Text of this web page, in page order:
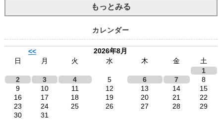
もっとみる
カレンダー
<<
2026年8月
日
月 火 水 木 金
土
1
2
3 4 5 6 7
8
9
10 11 12 13 14
15
16
17 18 19 20 21
22
23
24 25 26 27 28
29
30
31